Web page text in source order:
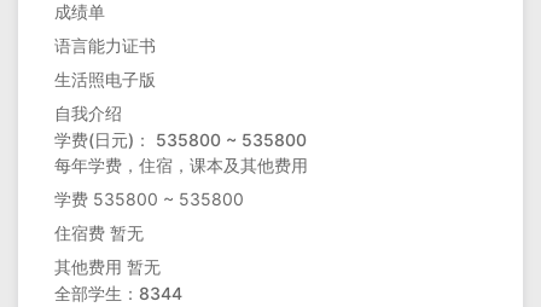
成绩单
语言能力证书
生活照电子版
自我介绍
学费(日元)： 535800 ~ 535800
每年学费，住宿，课本及其他费用
学费 535800 ~ 535800
住宿费 暂无
其他费用 暂无
全部学生：8344